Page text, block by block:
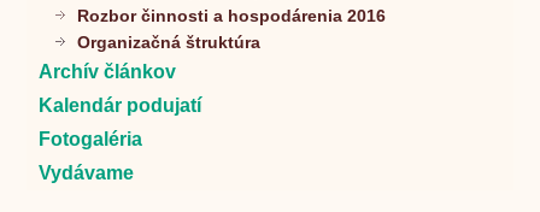
Rozbor činnosti a hospodárenia 2016
Organizačná štruktúra
Archív článkov
Kalendár podujatí
Fotogaléria
Vydávame